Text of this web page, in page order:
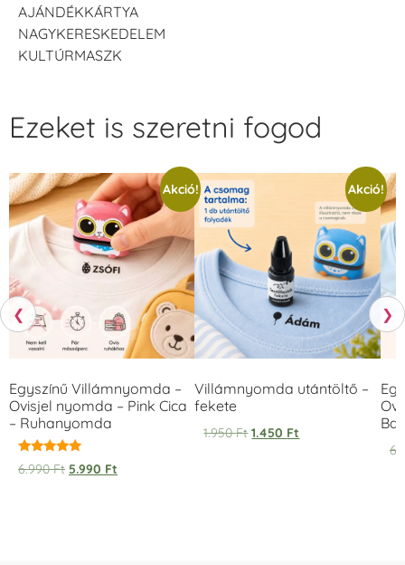
AJÁNDÉKKÁRTYA
NAGYKERESKEDELEM
KULTÚRMASZK
❮
Ezeket is szeretni fogod
Akció!
Egyszínű Villámnyomda –
Ovisjel nyomda – Pink Cica
– Ruhanyomda
Értékelés:
5.00
6.990Ft 5.990 Ft
Akció!
Villámnyomda utántöltő –
fekete
1.950Ft 1.450 Ft
❯